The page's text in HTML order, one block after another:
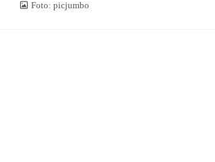
Foto: picjumbo